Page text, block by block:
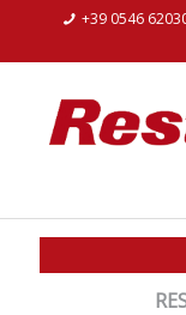
+39 0546